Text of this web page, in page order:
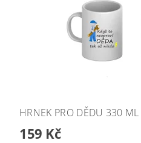
HRNEK PRO DĚDU 330 ML
159 Kč